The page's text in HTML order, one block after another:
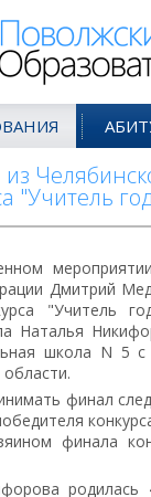
"Учитель
Дмитрий
"Учитель
Наталья
школа N 5
финал
финала